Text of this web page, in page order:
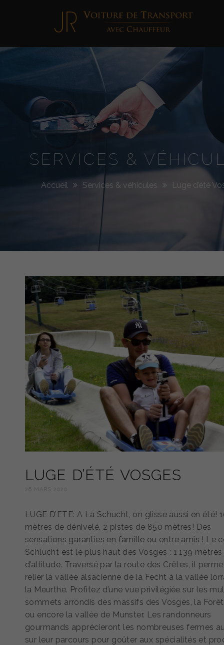
Jimmy
Roellinger
SERVICES &
Accueil Services & véhicules Luge d’été
LUGE D’ÉTÉ VOSGES
LUGE D’ETE: A La Schucht, on glisse aussi en été!
mètres de dénivelé, 2 pistes de 850 mètres! Des
sensations garanties en famille ou entre amis ! Le
Schlucht est le plus haut des Vosges : 1 139 mètres
d’altitude. Traversé par la route des Crêtes, il
relier la vallée alsacienne de la Fecht à la vallée
la Meurthe. Profitez d’une vue privilégiée sur les
sommets arrondis des massifs des Vosges, la
ou encore la vallée de Munster. Les randonneurs
gourmands apprécieront les nombreuses fermes
sur leur parcours pour goûter aux spécialités et